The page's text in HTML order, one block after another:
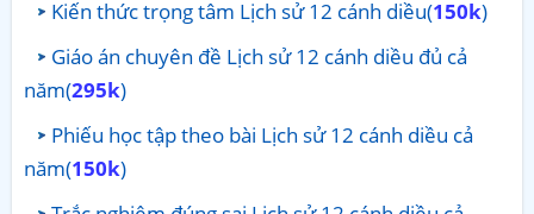
Kiến thức trọng tâm Lịch sử 12 cánh diều(150k)
Giáo án chuyên đề Lịch sử 12 cánh diều đủ cả
năm(295k)
Phiếu học tập theo bài Lịch sử 12 cánh diều cả
năm(150k)